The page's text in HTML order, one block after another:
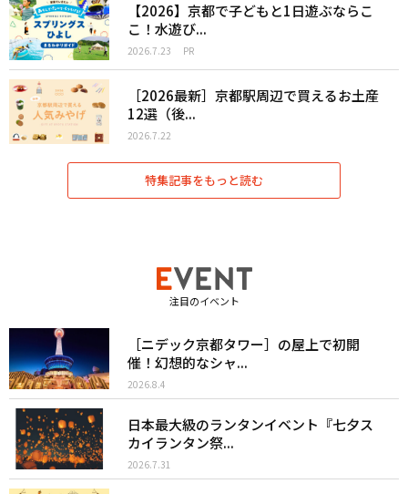
【2026】京都で子どもと1日遊ぶならこ
こ！水遊び...
2026.7.23 PR
［2026最新］京都駅周辺で買えるお土産
12選（後...
2026.7.22
特集記事をもっと読む
注目のイベント
［ニデック京都タワー］の屋上で初開
催！幻想的なシャ...
2026.8.4
日本最大級のランタンイベント『七夕ス
カイランタン祭...
2026.7.31